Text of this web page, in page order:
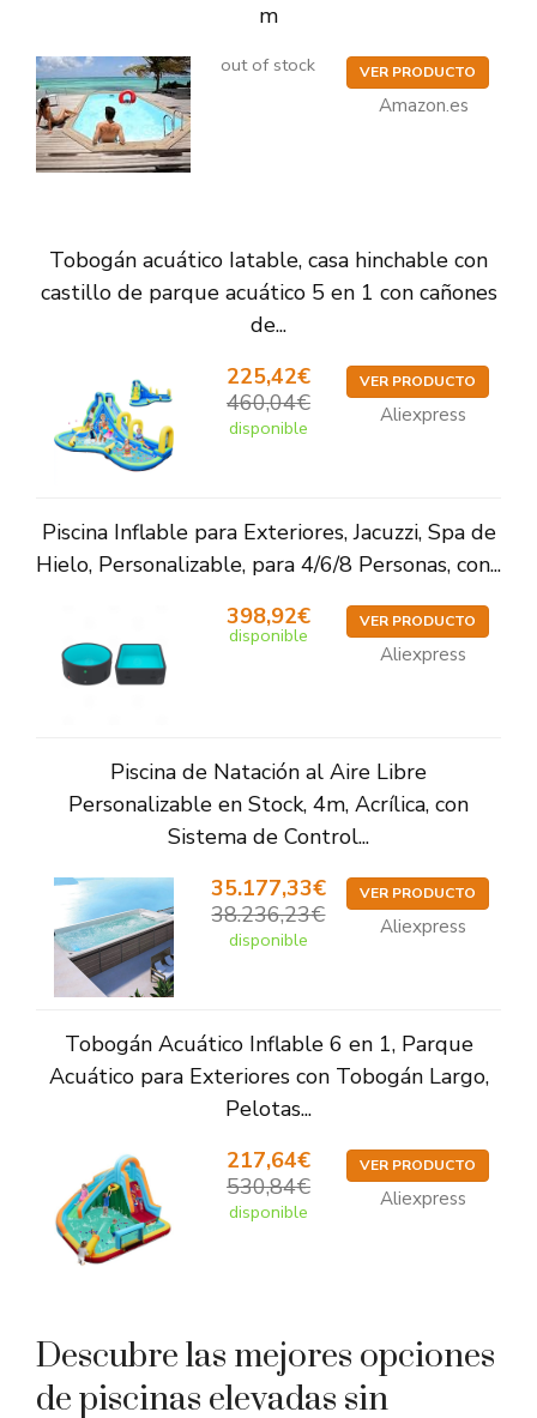
m
out of stock VER PRODUCTO
Amazon.es
Tobogán acuático Iatable, casa hinchable con
castillo de parque acuático 5 en 1 con cañones
de...
225,42€
460,04€
disponible
VER PRODUCTO
Aliexpress
Piscina Inflable para Exteriores, Jacuzzi, Spa de
Hielo, Personalizable, para 4/6/8 Personas, con...
398,92€
disponible
VER PRODUCTO
Aliexpress
Piscina de Natación al Aire Libre
Personalizable en Stock, 4m, Acrílica, con
Sistema de Control...
35.177,33€
38.236,23€
disponible
VER PRODUCTO
Aliexpress
Tobogán Acuático Inflable 6 en 1, Parque
Acuático para Exteriores con Tobogán Largo,
Pelotas...
217,64€
530,84€
disponible
VER PRODUCTO
Aliexpress
Descubre las mejores opciones
de piscinas elevadas sin